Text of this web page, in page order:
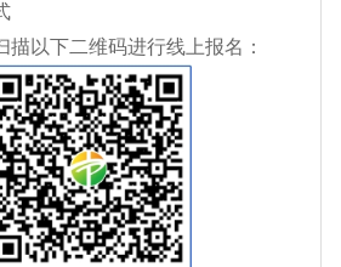
描以下二维码进行线上报名：